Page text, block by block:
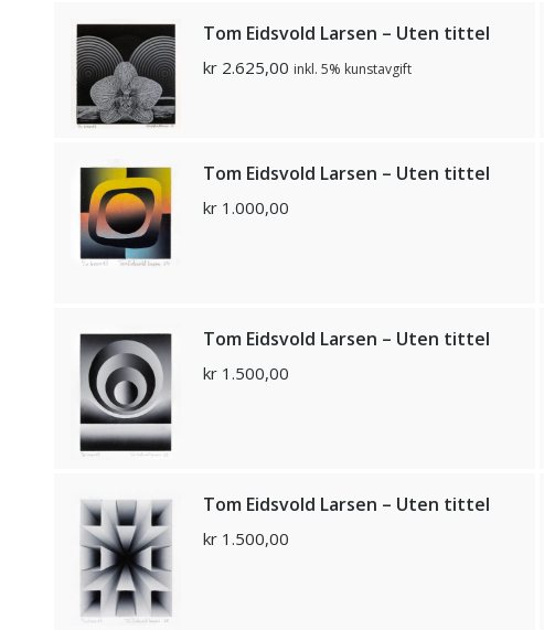
Tom Eidsvold Larsen – Uten tittel
kr 2.625,00 inkl. 5% kunstavgift
Tom Eidsvold Larsen – Uten tittel
kr 1.000,00
Tom Eidsvold Larsen – Uten tittel
kr 1.500,00
Tom Eidsvold Larsen – Uten tittel
kr 1.500,00